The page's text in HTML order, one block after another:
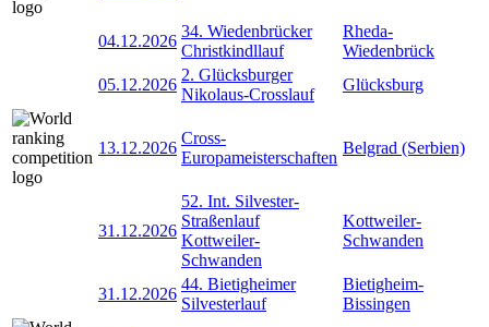
04.12.2026
34. Wiedenbrücker
Christkindllauf
Rheda-
Wiedenbrück
05.12.2026
2. Glücksburger
Nikolaus-Crosslauf
Glücksburg
13.12.2026
Cross-
Europameisterschaften
Belgrad (Serbien)
31.12.2026
52. Int. Silvester-
Straßenlauf
Kottweiler-
Schwanden
Kottweiler-
Schwanden
31.12.2026
44. Bietigheimer
Silvesterlauf
Bietigheim-
Bissingen